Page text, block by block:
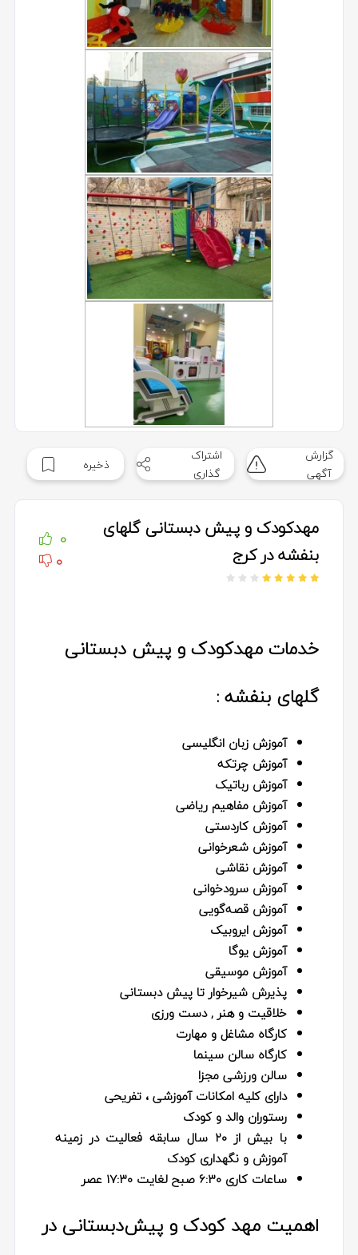
گزارش
آگهی
اشتراک
گذاری
ذخیره
مهدکودک و پیش دبستانی گلهای
بنفشه در کرج
0
0
خدمات مهدکودک و پیش دبستانی
گلهای بنفشه :
آموزش زبان انگلیسی
آموزش چرتکه
آموزش رباتیک
آموزش مفاهیم ریاضی
آموزش کاردستی
آموزش شعرخوانی
آموزش نقاشی
آموزش سرودخوانی
آموزش قصه‌گویی
آموزش ایروبیک
آموزش یوگا
آموزش موسیقی
پذیرش شیرخوار تا پیش دبستانی
خلاقیت و هنر , دست ورزی
کارگاه مشاغل و مهارت
کارگاه سالن سینما
سالن ورزشی مجزا
دارای کلیه امکانات آموزشی ، تفریحی
رستوران والد و کودک
با بیش از ۲۰ سال سابقه فعالیت در زمینه
آموزش و نگهداری کودک
ساعات کاری ۶:۳۰ صبح لغایت ۱۷:۳۰ عصر
اهمیت مهد کودک و پیش‌دبستانی در